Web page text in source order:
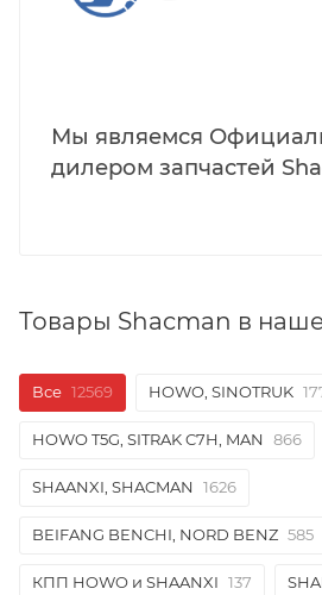
Мы являемся
дилером запчастей
Товары Shacman в
Все 12569 HOWO, SINOTRUK
HOWO T5G, SITRAK C7H, MAN 866
SHAANXI, SHACMAN 1626
BEIFANG BENCHI, NORD BENZ 585
КПП HOWO и SHAANXI 137